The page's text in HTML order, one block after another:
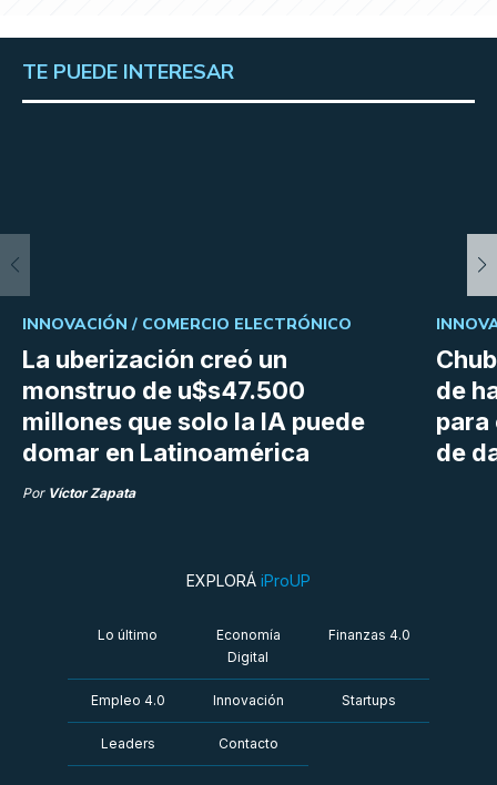
TE PUEDE INTERESAR
La uberización creó un
monstruo de u$s47.500
millones que solo la IA puede
domar en Latinoamérica
INNOVACIÓN / COMERCIO ELECTRÓNICO
Por Víctor Zapata
de
para
de
EXPLORÁ iProUP
Lo último
Economía
Digital
Finanzas 4.0
Empleo 4.0 Innovación Startups
Leaders Contacto